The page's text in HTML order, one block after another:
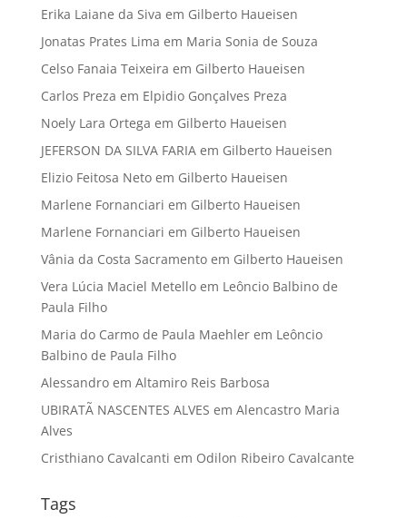
Erika Laiane da Siva em Gilberto Haueisen
Jonatas Prates Lima em Maria Sonia de Souza
Celso Fanaia Teixeira em Gilberto Haueisen
Carlos Preza em Elpidio Gonçalves Preza
Noely Lara Ortega em Gilberto Haueisen
JEFERSON DA SILVA FARIAem Gilberto Haueisen
Elizio Feitosa Netoem Gilberto Haueisen
Marlene Fornanciari em Gilberto Haueisen
Marlene Fornanciari em Gilberto Haueisen
Vânia da Costa Sacramentoem Gilberto Haueisen
Vera Lúcia Maciel Metelloem Leôncio Balbino de
Paula Filho
Maria do Carmo de Paula Maehlerem Leôncio
Balbino de Paula Filho
Alessandroem Altamiro Reis Barbosa
UBIRATÃ NASCENTES ALVES em Alencastro Maria
Alves
Cristhiano Cavalcanti em Odilon Ribeiro Cavalcante
Tags